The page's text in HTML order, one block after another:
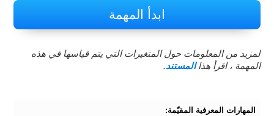
ابدأ المهمة
لمزيد من المعلومات حول المتغيرات التي يتم قياسها في هذه
المهمة ، اقرأ هذاالمستند.
المهارات المعرفية المقيّمة: